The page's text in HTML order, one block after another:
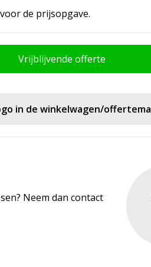
de prijsopgave.
Vrijblijvende offerte
in de winkelwagen/
Neem dan contact